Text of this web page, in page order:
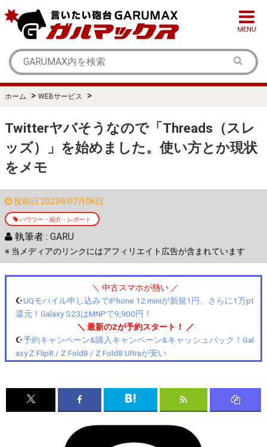
MENU
ホーム > WEBサービス >
Twitterヤバそうなので「Threads（スレ
ッズ）」を始めました。使い方とか現状
をメモ
投稿日:2023年07月06日
ハウツー・紹介・レポート
執筆者 : GARU
※ 当メディアのリンクにはアフィリエイト広告が含まれています
＼ 中古スマホが熱い ／
☪️UQモバイル申し込みでiPhone 12 miniが新規1円、さらに1万pt
還元！Galaxy S23はMNPで9,900円！
＼ 最新のZが予約スタート！ ／
☪️予約キャンペーン&購入キャンペーン&キャッシュバック！Gal
axy Z Flip8 / Z Fold8 / Z Fold8 Ultraが安い